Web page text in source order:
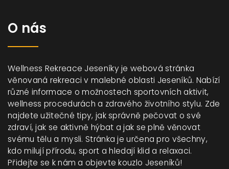
O nás
Wellness Rekreace Jeseníky je webová stránka
věnovaná rekreaci v malebné oblasti Jeseníků. Nabízí
různé informace o možnostech sportovních aktivit,
wellness procedurách a zdravého životního stylu. Zde
najdete užitečné tipy, jak správně pečovat o své
zdraví, jak se aktivně hýbat a jak se plně věnovat
svému tělu a mysli. Stránka je určena pro všechny,
kdo milují přírodu, sport a hledají klid a relaxaci.
Přidejte se k nám a objevte kouzlo Jeseníků!